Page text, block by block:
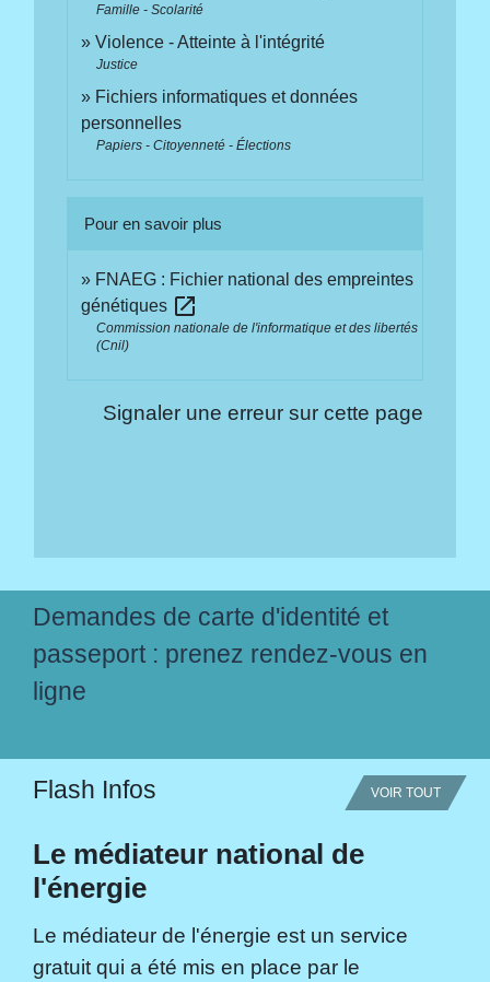
Famille - Scolarité
Violence - Atteinte à l'intégrité
Justice
Fichiers informatiques et données
personnelles
Papiers - Citoyenneté - Élections
Pour en savoir plus
FNAEG : Fichier national des empreintes
génétiques open_in_new
Commission nationale de l'informatique et des libertés
(Cnil)
Signaler une erreur sur cette page
Demandes de carte d'identité et
passeport : prenez rendez-vous en
ligne
Flash Infos VOIR TOUT
Le médiateur national de
l'énergie
Le médiateur de l'énergie est un service
gratuit qui a été mis en place par le